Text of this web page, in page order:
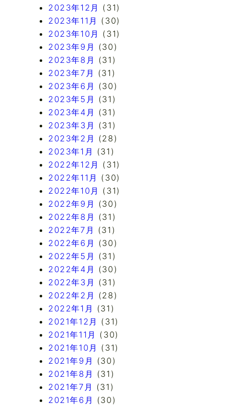
2023年12月 (31)
2023年11月 (30)
2023年10月 (31)
2023年9月 (30)
2023年8月 (31)
2023年7月 (31)
2023年6月 (30)
2023年5月 (31)
2023年4月 (31)
2023年3月 (31)
2023年2月 (28)
2023年1月 (31)
2022年12月 (31)
2022年11月 (30)
2022年10月 (31)
2022年9月 (30)
2022年8月 (31)
2022年7月 (31)
2022年6月 (30)
2022年5月 (31)
2022年4月 (30)
2022年3月 (31)
2022年2月 (28)
2022年1月 (31)
2021年12月 (31)
2021年11月 (30)
2021年10月 (31)
2021年9月 (30)
2021年8月 (31)
2021年7月 (31)
2021年6月 (30)